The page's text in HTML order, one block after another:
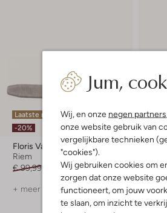
Jum,
Wij, en onze negen partners
onze website gebruik van
vergelijkbare technieken
"cookies").
Wij gebruiken cookies om
zorgen dat onze website
functioneert, om jouw
te slaan, om inzicht te
Laatste maten
-20%
Floris Van Bommel
Riem
€ 99,99
€ 79,99
+ meer kleuren
-
€
+